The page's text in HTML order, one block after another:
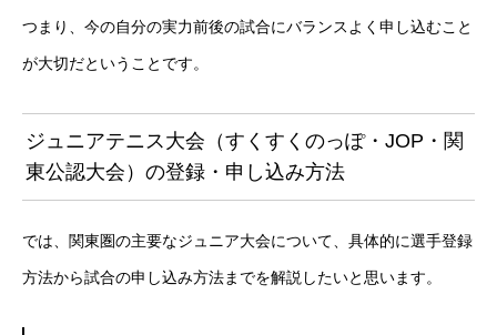
つまり、今の自分の実力前後の試合にバランスよく申し込むこと
が大切だということです。
ジュニアテニス大会（すくすくのっぽ・JOP・関
東公認大会）の登録・申し込み方法
では、関東圏の主要なジュニア大会について、具体的に選手登録
方法から試合の申し込み方法までを解説したいと思います。